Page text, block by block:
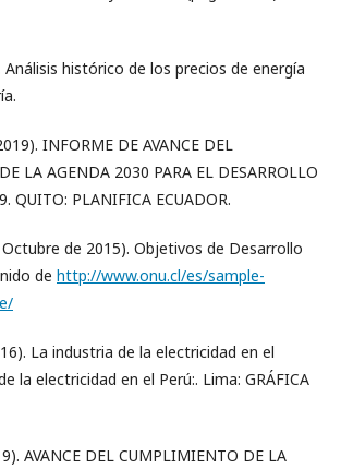
Análisis histórico de los precios de energía
INFORME DE AVANCE DEL
LA AGENDA 2030 PARA EL DESARROLLO
QUITO: PLANIFICA ECUADOR.
Octubre de 2015). Objetivos de Desarrollo
de http://www.onu.cl/es/sample-
La industria de la electricidad en el
la electricidad en el Perú:. Lima: GRÁFICA
AVANCE DEL CUMPLIMIENTO DE LA